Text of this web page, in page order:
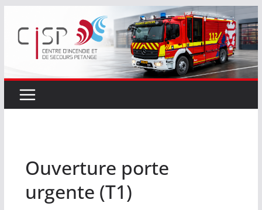
contenu
Ouverture porte
urgente (T1)